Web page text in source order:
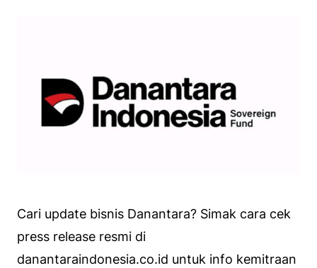
Cari update bisnis Danantara? Simak cara cek
press release resmi di
danantaraindonesia.co.id untuk info kemitraan